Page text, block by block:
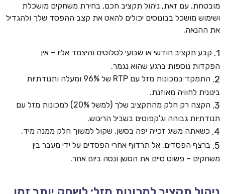
מובטחת. עם זאת, ניהול תקציב חכם, בחירת משחקים מושכלת
ושימוש מושכל בבונוסים יכולים להאט את קצב ההפסד שלך ולהגדיל
את ההנאה.
קבע תקציב חודשי או שבועי לסלוטים והיצמד אליו – אין
הפקדות נוספות ברגע שהוא נגמר.
התמקד במכונות מזל עם RTP של 96% ומעלה ותנודתיות
בינונית לחוויה מאוזנת.
הקצה רק חלק מהתקציב שלך (למשל 20%) למכונות מזל עם
תנודתיות גבוהה וג'קפוטים בשביל הריגוש.
כשאתה משיג זכייה יפה בסשן, שקול למשוך חלק ממנה מיד.
ברצף הפסדים, אל תרדוף אחרי הפסדים על ידי מעבר בין
משחקים – פשוט סיים את הסשן ונסה ביום אחר.